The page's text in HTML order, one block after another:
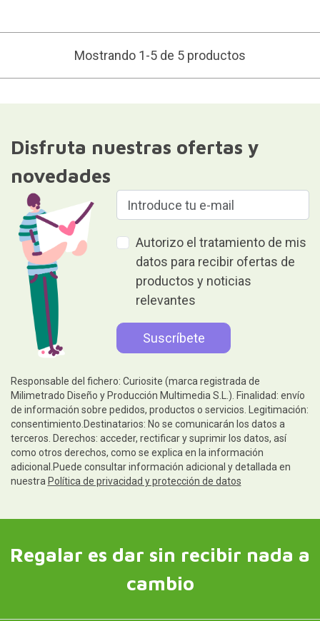
Mostrando 1-5 de 5 productos
Disfruta nuestras ofertas y
novedades
Autorizo el tratamiento de mis
datos para recibir ofertas de
productos y noticias
relevantes
Responsable del fichero: Curiosite (marca registrada de
Milimetrado Diseño y Producción Multimedia S.L.). Finalidad: envío
de información sobre pedidos, productos o servicios. Legitimación:
consentimiento.Destinatarios: No se comunicarán los datos a
terceros. Derechos: acceder, rectificar y suprimir los datos, así
como otros derechos, como se explica en la información
adicional.Puede consultar información adicional y detallada en
nuestra Política de privacidad y protección de datos
Regalar es dar sin recibir nada a
cambio